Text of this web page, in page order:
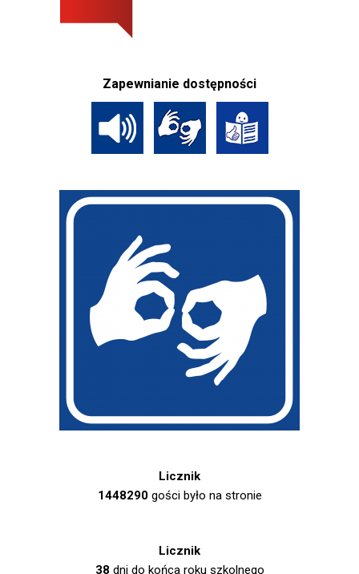
Zapewnianie dostępności
Licznik
1448290gości było na stronie
Licznik
38 dni do końca roku szkolnego